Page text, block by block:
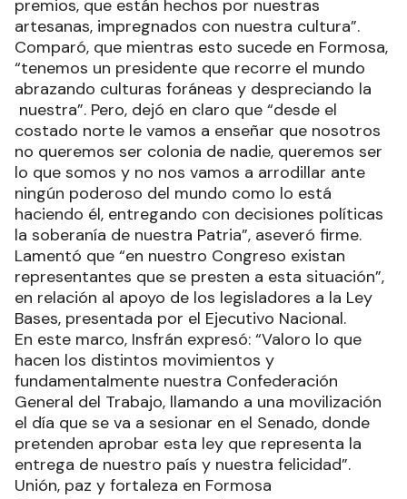
premios, que están hechos por nuestras
artesanas, impregnados con nuestra cultura”.
Comparó, que mientras esto sucede en Formosa,
“tenemos un presidente que recorre el mundo
abrazando culturas foráneas y despreciando la
nuestra”. Pero, dejó en claro que “desde el
costado norte le vamos a enseñar que nosotros
no queremos ser colonia de nadie, queremos ser
lo que somos y no nos vamos a arrodillar ante
ningún poderoso del mundo como lo está
haciendo él, entregando con decisiones políticas
la soberanía de nuestra Patria”, aseveró firme.
Lamentó que “en nuestro Congreso existan
representantes que se presten a esta situación”,
en relación al apoyo de los legisladores a la Ley
Bases, presentada por el Ejecutivo Nacional.
En este marco, Insfrán expresó: “Valoro lo que
hacen los distintos movimientos y
fundamentalmente nuestra Confederación
General del Trabajo, llamando a una movilización
el día que se va a sesionar en el Senado, donde
pretenden aprobar esta ley que representa la
entrega de nuestro país y nuestra felicidad”.
Unión, paz y fortaleza en Formosa